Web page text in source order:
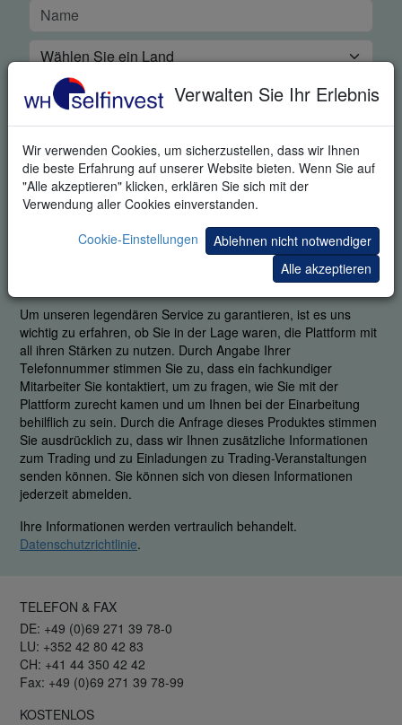
Verwalten Sie Ihr Erlebnis
Wir verwenden Cookies, um sicherzustellen, dass wir Ihnen
die beste Erfahrung auf unserer Website bieten. Wenn Sie auf
"Alle akzeptieren" klicken, erklären Sie sich mit der
Verwendung aller Cookies einverstanden.
Cookie-Einstellungen
Ablehnen nicht notwendiger
Alle akzeptieren
Um unseren legendären Service zu garantieren, ist es uns
wichtig zu erfahren, ob Sie in der Lage waren, die Plattform mit
all ihren Stärken zu nutzen. Durch Angabe Ihrer
Telefonnummer stimmen Sie zu, dass ein fachkundiger
Mitarbeiter Sie kontaktiert, um zu fragen, wie Sie mit der
Plattform zurecht kamen und um Ihnen bei der Einarbeitung
behilflich zu sein. Durch die Anfrage dieses Produktes stimmen
Sie ausdrücklich zu, dass wir Ihnen zusätzliche Informationen
zum Trading und zu Einladungen zu Trading-Veranstaltungen
senden können. Sie können sich von diesen Informationen
jederzeit abmelden.
Ihre Informationen werden vertraulich behandelt.
Datenschutzrichtlinie.
TELEFON & FAX
DE: +49 (0)69 271 39 78-0
LU: +352 42 80 42 83
CH: +41 44 350 42 42
Fax: +49 (0)69 271 39 78-99
KOSTENLOS